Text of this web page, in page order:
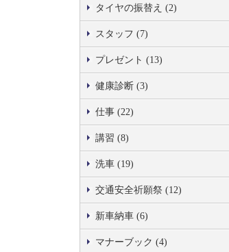
タイヤの振替え (2)
スタッフ (7)
プレゼント (13)
健康診断 (3)
仕事 (22)
講習 (8)
洗車 (19)
交通安全祈願祭 (12)
新車納車 (6)
マナーブック (4)